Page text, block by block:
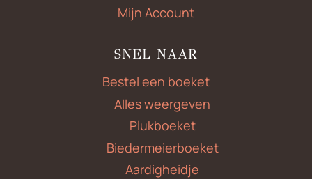
Mijn Account
SNEL NAAR
Bestel een boeket
Alles weergeven
Plukboeket
Biedermeierboeket
Aardigheidje